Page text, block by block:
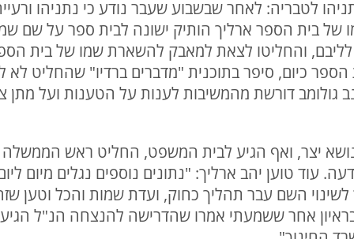
לטבריה: לאחר שבשבוע שעבר נודע כי נתניהו
של בית הספר ארליך הותיק ישונה לבית ספר על שם
והחליטו לצאת למאבק להשארת שמו של בית
כיום, סיפר בתוכנית "מדברים ברדיו" שהחליט
דורשת מהמשיבות לענות על הטענות ועל מתן
יצר, ואף הגיע לבית המשפט, החליט ראש
עוד טוען יהב ארליך: "נתונים נוספים נגלים מיום
השם עבר תהליך כחוק, ועדת שמות והכל וטען
בראיון אחר ששמעתי אמרו שהדרישה להנצחה הנ"ל